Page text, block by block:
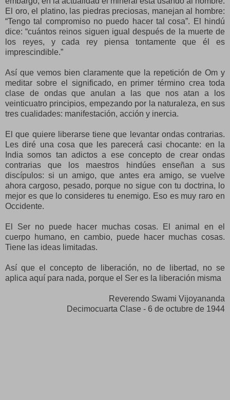
El oro, el platino, las piedras preciosas, manejan al hombre:
“Tengo tal compromiso no puedo hacer tal cosa”. El hindú
dice: “cuántos reinos siguen igual después de la muerte de
los reyes, y cada rey piensa tontamente que él es
imprescindible.”
Así que vemos bien claramente que la repetición de Om y
meditar sobre el significado, en primer término crea toda
clase de ondas que anulan a las que nos atan a los
veinticuatro principios, empezando por la naturaleza, en sus
tres cualidades: manifestación, acción y inercia.
El que quiere liberarse tiene que levantar ondas contrarias.
Les diré una cosa que les parecerá casi chocante: en la
India somos tan adictos a ese concepto de crear ondas
contrarias que los maestros hindúes enseñan a sus
discípulos: si un amigo, que antes era amigo, se vuelve
ahora cargoso, pesado, porque no sigue con tu doctrina, lo
mejor es que lo consideres tu enemigo. Eso es muy raro en
Occidente.
El Ser no puede hacer muchas cosas. El animal en el
cuerpo humano, en cambio, puede hacer muchas cosas.
Tiene las ideas limitadas.
Así que el concepto de liberación, no de libertad, no se
aplica aquí para nada, porque el Ser es la liberación misma
Reverendo Swami Vijoyananda
Decimocuarta Clase - 6 de octubre de 1944